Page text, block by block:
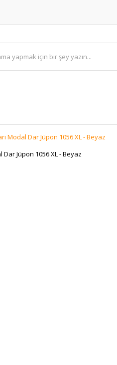
Modal Dar Jüpon 1056 XL - Beyaz